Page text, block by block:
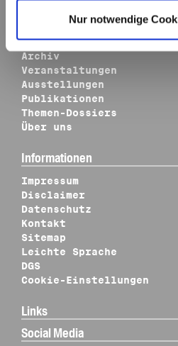
Nur notwendige
Navigation
Aktuelles
Archiv
Veranstaltungen
Ausstellungen
Publikationen
Themen-Dossiers
Über uns
Informationen
Impressum
Disclaimer
Datenschutz
Kontakt
Sitemap
Leichte Sprache
DGS
Cookie-Einstellungen
Links
Social Media